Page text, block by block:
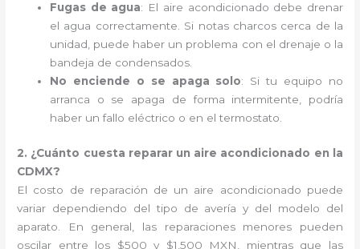
Fugas de agua: El aire acondicionado debe drenar
el agua correctamente. Si notas charcos cerca de la
unidad, puede haber un problema con el drenaje o la
bandeja de condensados.
No enciende o se apaga solo: Si tu equipo no
arranca o se apaga de forma intermitente, podría
haber un fallo eléctrico o en el termostato.
2. ¿Cuánto cuesta reparar un aire acondicionado en la
CDMX?
El costo de reparación de un aire acondicionado puede
variar dependiendo del tipo de avería y del modelo del
aparato. En general, las reparaciones menores pueden
oscilar entre los $500 y $1,500 MXN, mientras que las